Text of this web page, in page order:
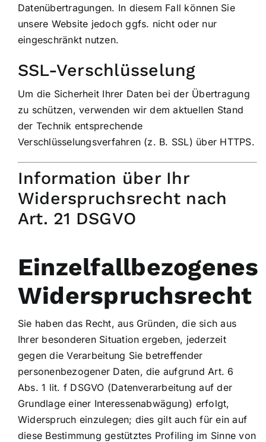
Datenübertragungen. In diesem Fall können Sie
unsere Website jedoch ggfs. nicht oder nur
eingeschränkt nutzen.
SSL-Verschlüsselung
Um die Sicherheit Ihrer Daten bei der Übertragung
zu schützen, verwenden wir dem aktuellen Stand
der Technik entsprechende
Verschlüsselungsverfahren (z. B. SSL) über HTTPS.
Information über Ihr
Widerspruchsrecht nach
Art. 21 DSGVO
Einzelfallbezogenes
Widerspruchsrecht
Sie haben das Recht, aus Gründen, die sich aus
Ihrer besonderen Situation ergeben, jederzeit
gegen die Verarbeitung Sie betreffender
personenbezogener Daten, die aufgrund Art. 6
Abs. 1 lit. f DSGVO (Datenverarbeitung auf der
Grundlage einer Interessenabwägung) erfolgt,
Widerspruch einzulegen; dies gilt auch für ein auf
diese Bestimmung gestütztes Profiling im Sinne von